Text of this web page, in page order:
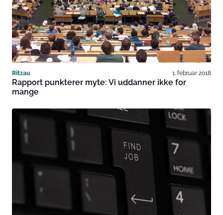
Ritzau 1. februar 2018
Rapport punkterer myte: Vi uddanner ikke for
mange